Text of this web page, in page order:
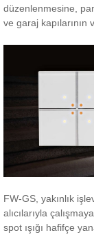
düzenlenmesine,
ve garaj kapılarının
FW-GS, yakınlık
alıcılarıyla
spot ışığı hafifçe